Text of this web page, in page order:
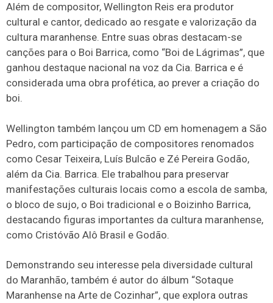
Além de compositor, Wellington Reis era produtor
cultural e cantor, dedicado ao resgate e valorização da
cultura maranhense. Entre suas obras destacam-se
canções para o Boi Barrica, como “Boi de Lágrimas”, que
ganhou destaque nacional na voz da Cia. Barrica e é
considerada uma obra profética, ao prever a criação do
boi.
Wellington também lançou um CD em homenagem a São
Pedro, com participação de compositores renomados
como Cesar Teixeira, Luís Bulcão e Zé Pereira Godão,
além da Cia. Barrica. Ele trabalhou para preservar
manifestações culturais locais como a escola de samba,
o bloco de sujo, o Boi tradicional e o Boizinho Barrica,
destacando figuras importantes da cultura maranhense,
como Cristóvão Alô Brasil e Godão.
Demonstrando seu interesse pela diversidade cultural
do Maranhão, também é autor do álbum “Sotaque
Maranhense na Arte de Cozinhar”, que explora outras